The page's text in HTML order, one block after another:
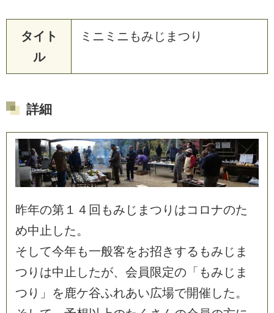
タイト
ル
ミ ニ ミ ニ もみ じ ま つ り
詳細
昨年の第 １ ４ 回 もみ じ ま つ り は コ ロナのた
め中 止 した。
そ して今年も一般客をお招きする もみ じ ま
つ り は中 止 したが、 会 員 限定の 「 もみ じ ま
つ り 」 を 鹿ケ谷ふれあい広場で開催 した。